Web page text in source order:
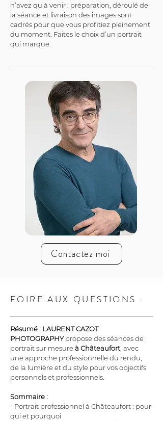
n’avez qu’à venir : préparation, déroulé de
la séance et livraison des images sont
cadrés pour que vous profitiez pleinement
du moment. Faites le choix d’un portrait
qui marque.
Contactez moi
FOIRE AUX QUESTIONS :
Résumé : LAURENT CAZOT
PHOTOGRAPHY propose des séances de
portrait sur mesure à Châteaufort , avec
une approche professionnelle du rendu,
de la lumière et du style pour vos objectifs
personnels et professionnels.
Sommaire :
- Portrait professionnel à Châteaufort : pour
qui et pourquoi